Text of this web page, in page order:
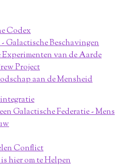
Codex
Galactische Beschavingen
Experimenten van de Aarde
Project
aan de Mensheid
Galactische Federatie - Mens
Conflict
hier om te Helpen